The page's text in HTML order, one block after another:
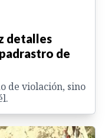
detalles
de
de violación, sino